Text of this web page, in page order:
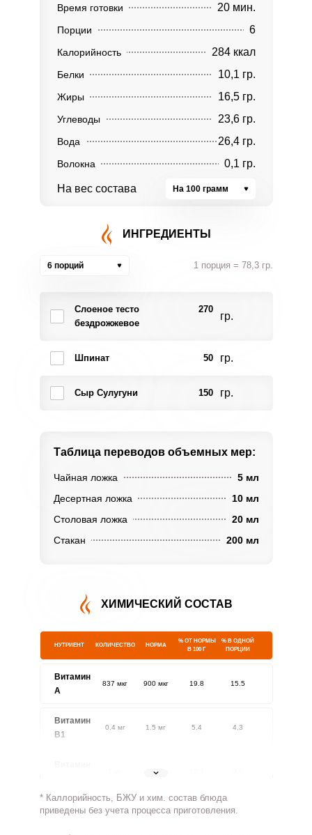
Время готовки 20 мин.
Порции 6
Калорийность 284 ккал
Белки 10,1 гр.
Жиры 16,5 гр.
Углеводы 23,6 гр.
Вода 26,4 гр.
Волокна 0,1 гр.
На вес состава На 100 грамм
ИНГРЕДИЕНТЫ
6 порций 1 порция = 78,3 гр.
Слоеное тесто
бездрожжевое
270
гр.
Шпинат 50 гр.
Сыр Сулугуни 150 гр.
Таблица переводов объемных мер:
Чайная ложка
5 мл
Десертная ложка
10 мл
Столовая ложка
20 мл
Стакан
200 мл
ХИМИЧЕСКИЙ СОСТАВ
НУТРИЕНТ КОЛИЧЕСТВО НОРМА
% ОТ НОРМЫ
В 100 Г
% В ОДНОЙ
ПОРЦИИ
Витамин
A
837 мкг 900 мкг 19.8 15.5
Витамин
В1
0.4 мг 1.5 мг 5.4 4.3
1.8 мг
Витамин
91.1 мг 500 мг 3.9 3
* Каллорийность, БЖУ и хим. состав блюда
приведены без учета процесса приготовления.